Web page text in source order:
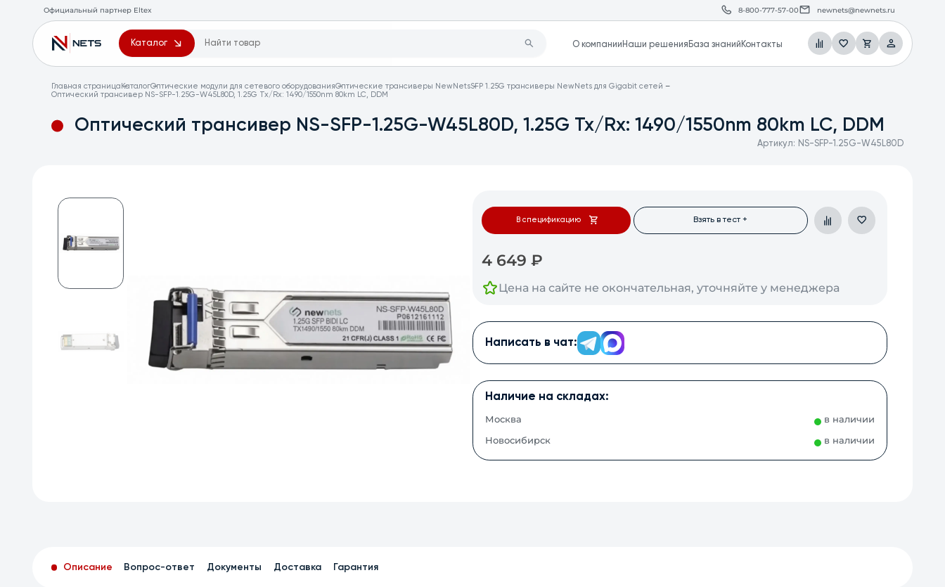
Официальный партнер Eltex 8-800-777-57-00 newnets@newnets.ru
Каталог О компании Наши решения База знаний Контакты
Главная страницаКаталогОптические модули для сетевого оборудованияОптические трансиверы NewNetsSFP 1.25G трансиверы NewNets для Gigabit сетей
Оптический трансивер NS-SFP-1.25G-W45L80D, 1.25G Tx/Rx: 1490/1550nm 80km LC, DDM
Оптический трансивер NS-SFP-1.25G-W45L80D, 1.25G Tx/Rx: 1490/1550nm 80km LC, DDM
Артикул: NS-SFP-1.25G-W45L80D
В спецификацию Взять в тест +
4 649 ₽
Цена на сайте не окончательная, уточняйте у менеджера
Написать в чат:
Наличие на складах:
Москва
в наличии
Новосибирск
в наличии
Описание Вопрос-ответ Документы Доставка Гарантия